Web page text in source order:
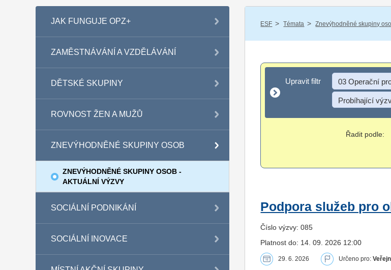
JAK FUNGUJE OPZ+
ZAMĚSTNÁVÁNÍ A VZDĚLÁVÁNÍ
DĚTSKÉ SKUPINY
ROVNOST ŽEN A MUŽŮ
ZNEVÝHODNĚNÉ SKUPINY OSOB
ZNEVÝHODNĚNÉ SKUPINY OSOB -
AKTUÁLNÍ VÝZVY
SOCIÁLNÍ PODNIKÁNÍ
SOCIÁLNÍ INOVACE
ESF / Témata / Znevýhodněné skupiny
Upravit filtr
Upravit filtr 03 Operační
Probíhající
Řadit podle:
Podpora služeb pro
Číslo výzvy: 085
Platnost do: 14. 09. 2026 12:00
29. 6. 2026 Určeno pro: